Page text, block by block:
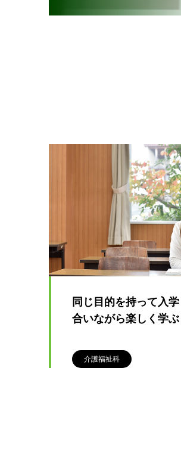
同じ目的を持って入
合いながら楽しく学ぶ
介護福祉科